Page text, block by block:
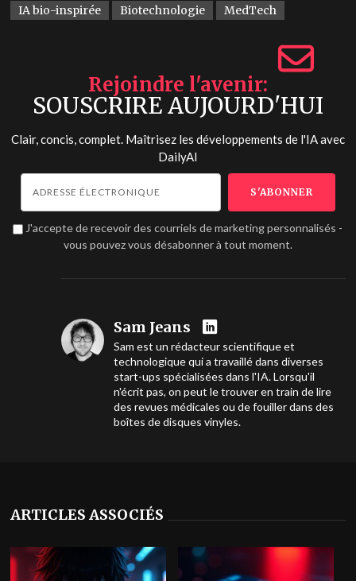
IA bio-inspirée Biotechnologie MedTech
Rejoindre l'avenir
SOUSCRIRE AUJOURD'HUI
Clair, concis, complet. Maîtrisez les développements de l'IA avec
DailyAI
J'accepte de recevoir des courriels de marketing personnalisés -
vous pouvez vous désabonner à tout moment.
Sam Jeans
Sam est un rédacteur scientifique et
technologique qui a travaillé dans diverses
start-ups spécialisées dans l'IA. Lorsqu'il
n'écrit pas, on peut le trouver en train de lire
des revues médicales ou de fouiller dans des
boîtes de disques vinyles.
ARTICLES ASSOCIÉS